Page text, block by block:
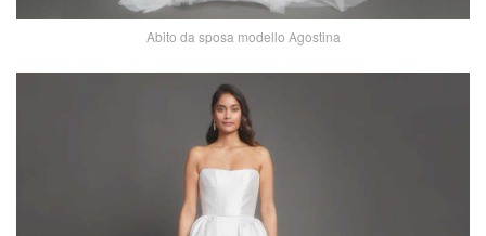
Abito da sposa modello Agostina